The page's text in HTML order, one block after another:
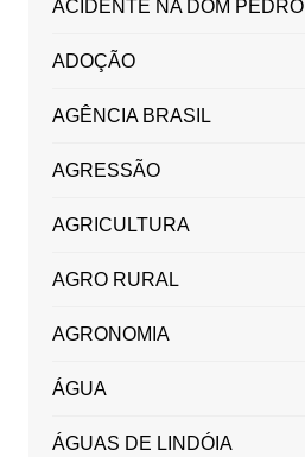
ACIDENTE NA DOM PEDRO
ADOÇÃO
AGÊNCIA BRASIL
AGRESSÃO
AGRICULTURA
AGRO RURAL
AGRONOMIA
ÁGUA
ÁGUAS DE LINDÓIA